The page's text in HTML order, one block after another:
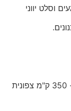
וסלט יווני
פיליון הוא אזור הררי היוצר חצי אי, שנמצא כ- 350 ק"מ צפונית